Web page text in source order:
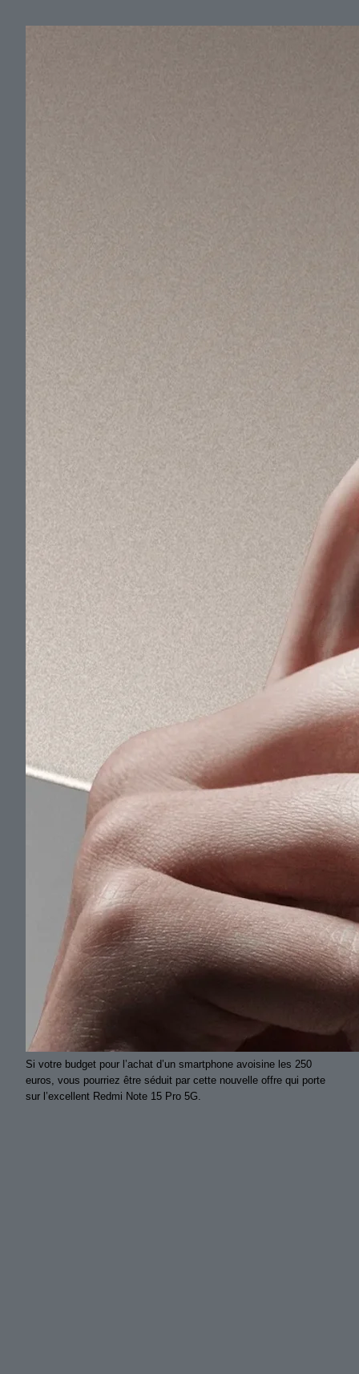
Si votre budget pour l’achat d’un smartphone avoisine les 250
euros, vous pourriez être séduit par cette nouvelle offre qui porte
sur l’excellent Redmi Note 15 Pro 5G.